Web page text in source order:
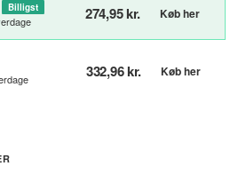
Billigst 274,95 kr. Køb her
332,96 kr. Køb her